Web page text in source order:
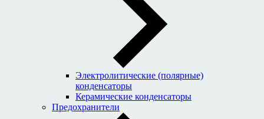
Электролитические (полярные)
конденсаторы
Керамические конденсаторы
Предохранители